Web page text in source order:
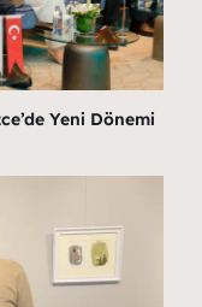
Yeni Dönemi